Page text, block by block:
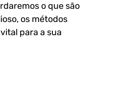
o que são
os métodos
para a sua